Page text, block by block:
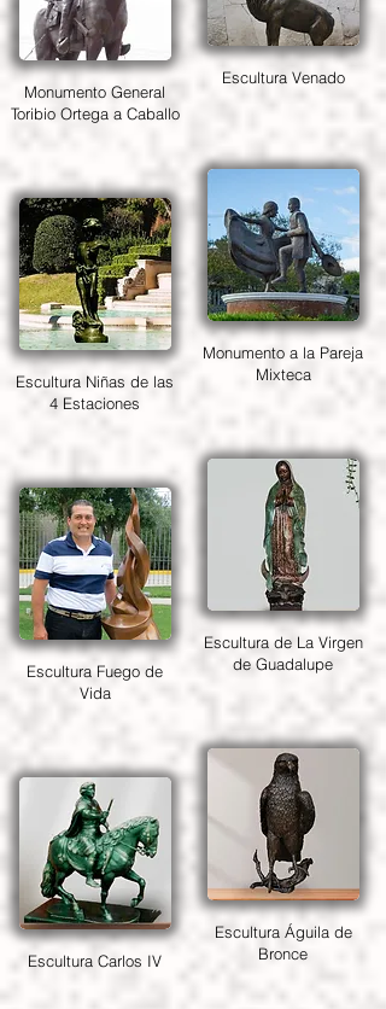
Monumento General
Toribio Ortega a Caballo
Escultura Niñas de las
4 Estaciones
Escultura Fuego de
Vida
Escultura Carlos IV
Escultura Venado
Monumento a la Pareja
Mixteca
Escultura de La Virgen
de Guadalupe
Escultura Águila de
Bronce